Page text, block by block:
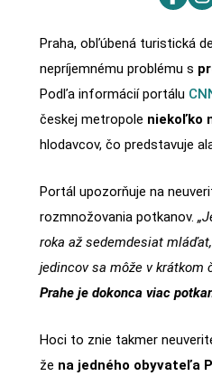
Praha, obľúbená turistická
nepríjemnému problému s
Podľa informácií portálu
českej metropole niekoľko
hlodavcov, čo predstavuje
Portál upozorňuje na
rozmnožovania potkanov.
roka až sedemdesiat
jedincov sa môže v krátkom
Prahe je dokonca viac
Hoci to znie takmer
že na jedného obyvateľa